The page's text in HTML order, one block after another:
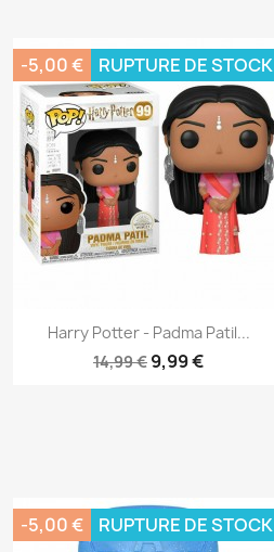
Harry Potter - Padma Patil...
14,99 € 9,99 €
-5,00 € RUPTURE DE STOCK
Aperçu rapide
-5,00 € RUPTURE DE STOCK